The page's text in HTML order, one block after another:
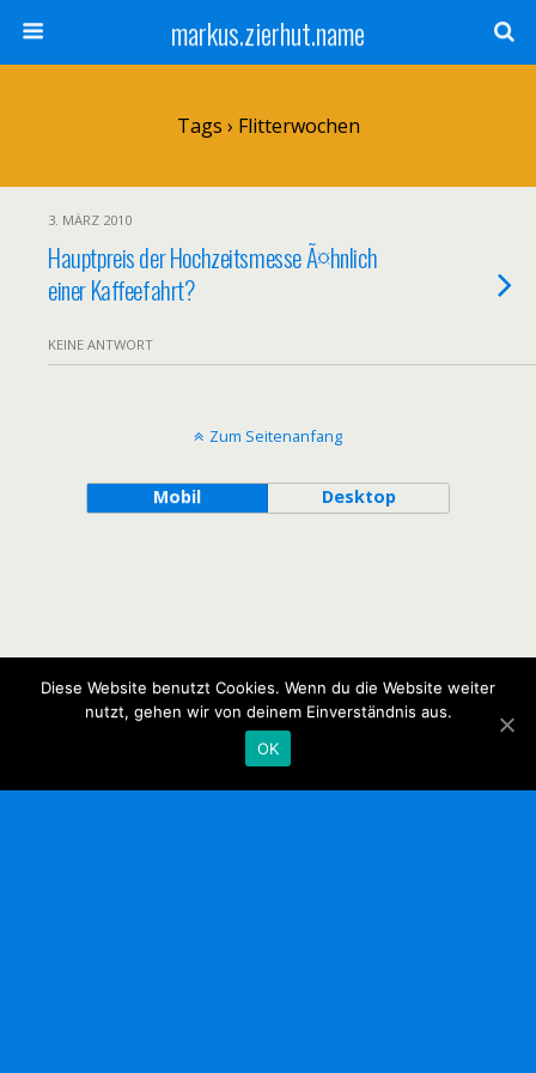
markus.zierhut.name
Tags › Flitterwochen
3. MÄRZ 2010
Hauptpreis der Hochzeitsmesse Ã¤hnlich
einer Kaffeefahrt?
KEINE ANTWORT
Zum Seitenanfang
Mobil Desktop
Diese Website benutzt Cookies. Wenn du die Website weiter
nutzt, gehen wir von deinem Einverständnis aus.
OK